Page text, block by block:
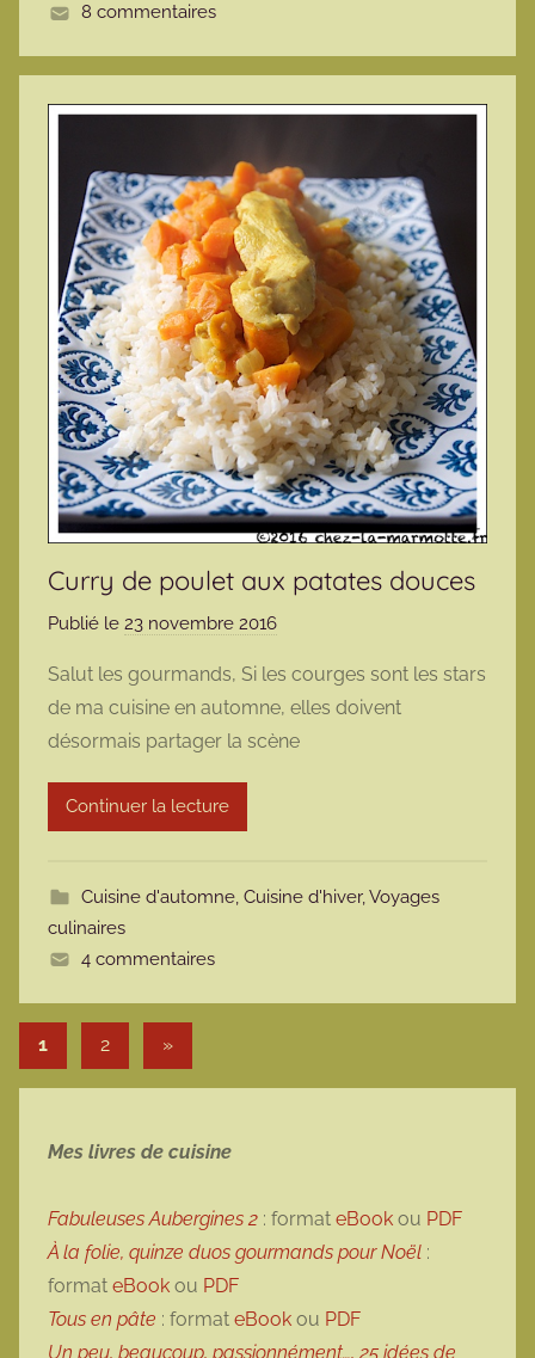
8 commentaires
Curry de poulet aux patates douces
Publié le 23 novembre 2016
r
m
a
t
Salut les gourmands, Si les courges sont les stars
de ma cuisine en automne, elles doivent
désormais partager la scène
Continuer la lecture
Cuisine d'automne, Cuisine d'hiver,Voyages
culinaires
4 commentaires
Pagination des publications
1 2 Articles suivants
»
Mes livres de cuisine
Fabuleuses Aubergines 2 : format eBook ou PDF
À la folie, quinze duos gourmands pour Noël :
format eBook ou PDF
Tous en pâte : format eBook ou PDF
Un peu, beaucoup, passionnément…, 25 idées de